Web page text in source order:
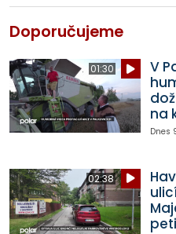
Doporučujeme
01:30
V
na
Dnes
02:38